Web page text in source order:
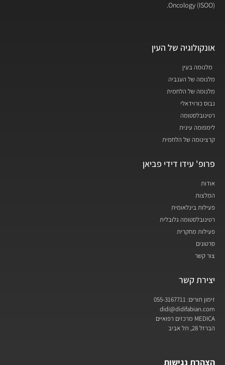
Oncology (ISOO).
אונקולוגיה של העין
מלנומה בעין
מלנומה של הענביה
מלנומה של הלחמית
נבוס כורוידאלי
רטינובלסטומה
לימפומה עינית
קרצינומה של הלחמית
פרופ' עידו דידי פביאן
אודות
המלצות
פעילות בינלאומית
רטינובלסטומה גלובלית
פעילות מחקרית
סרטונים
צור קשר
יצירת קשר
זימון תורים: 055-3167711
didi@didifabian.com
MEDICA מרכזים רפואיים
הברזל 28, תל אביב
הצהרת נגישות